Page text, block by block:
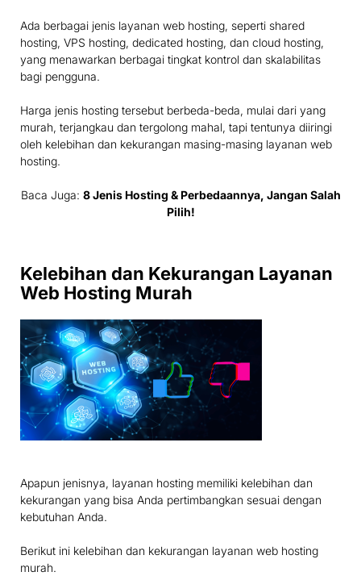
Ada berbagai jenis layanan web hosting, seperti shared
hosting, VPS hosting, dedicated hosting, dan cloud hosting,
yang menawarkan berbagai tingkat kontrol dan skalabilitas
bagi pengguna.
Harga jenis hosting tersebut berbeda-beda, mulai dari yang
murah, terjangkau dan tergolong mahal, tapi tentunya diiringi
oleh kelebihan dan kekurangan masing-masing layanan web
hosting.
Baca Juga: 8 Jenis Hosting & Perbedaannya, Jangan Salah
Pilih!
Kelebihan dan Kekurangan Layanan
Web Hosting Murah
Apapun jenisnya, layanan hosting memiliki kelebihan dan
kekurangan yang bisa Anda pertimbangkan sesuai dengan
kebutuhan Anda.
Berikut ini kelebihan dan kekurangan layanan web hosting
murah.